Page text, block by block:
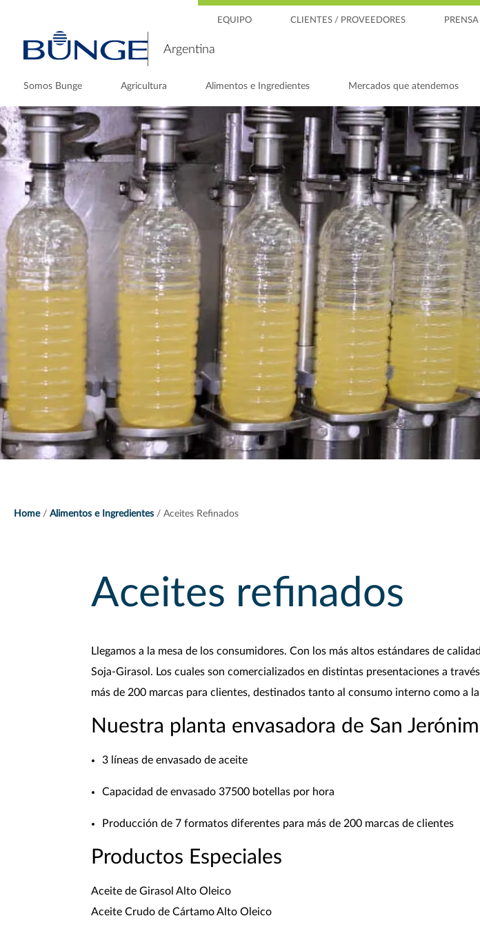
EQUIPO CLIENTES / PROVEEDORES PRENSA
Argentina
Somos Bunge Agricultura Alimentos e Ingredientes Mercados que atendemos
Home Alimentos e Ingredientes Aceites Refinados
Aceites refinados
Llegamos a la mesa de los consumidores. Con los más altos estándares de
Soja-Girasol. Los cuales son comercializados en distintas presentaciones a
más de 200 marcas para clientes, destinados tanto al consumo interno como a
Nuestra planta envasadora de San
3 líneas de envasado de aceite
Capacidad de envasado 37500 botellas por hora
Producción de 7 formatos diferentes para más de 200 marcas de clientes
Productos Especiales
Aceite de Girasol Alto Oleico
Aceite Crudo de Cártamo Alto Oleico